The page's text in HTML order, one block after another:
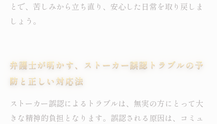
とで、苦しみから立ち直り、安心した日常を取り戻しま
しょう。
弁護士が明かす、ストーカー誤認トラブルの予
防と正しい対応法
ストーカー誤認によるトラブルは、無実の方にとって大
きな精神的負担となります。誤認される原因は、コミュ